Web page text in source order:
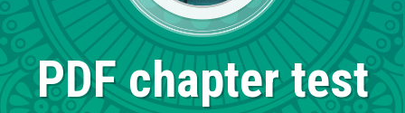
PDF chapter test